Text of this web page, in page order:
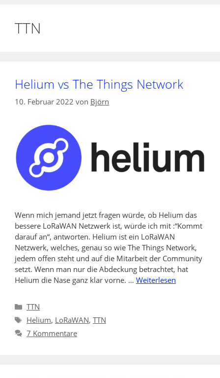
TTN
Helium vs The Things Network
10. Februar 2022 von Björn
Wenn mich jemand jetzt fragen würde, ob Helium das
bessere LoRaWAN Netzwerk ist, würde ich mit :“Kommt
darauf an“, antworten. Helium ist ein LoRaWAN
Netzwerk, welches, genau so wie The Things Network,
jedem offen steht und auf die Mitarbeit der Community
setzt. Wenn man nur die Abdeckung betrachtet, hat
Helium die Nase ganz klar vorne. … Weiterlesen
Kategorien
TTN
Schlagwörter
Helium, LoRaWAN, TTN
7 Kommentare